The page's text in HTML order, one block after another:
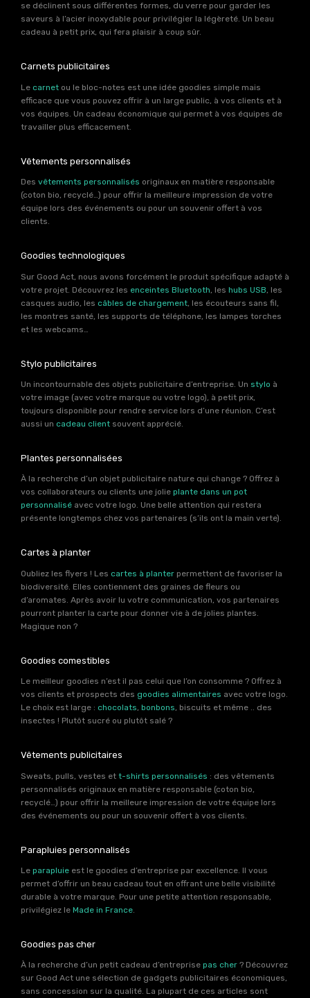
se déclinent sous différentes formes, du verre pour garder les
saveurs à l’acier inoxydable pour privilégier la légèreté. Un beau
cadeau à petit prix, qui fera plaisir à coup sûr.
Carnets publicitaires
Le carnet ou le bloc-notes est une idée goodies simple mais
efficace que vous pouvez offrir à un large public, à vos clients et à
vos équipes. Un cadeau économique qui permet à vos équipes de
travailler plus efficacement.
Vêtements personnalisés
Des vêtements personnalisés originaux en matière responsable
(coton bio, recyclé…) pour offrir la meilleure impression de votre
équipe lors des événements ou pour un souvenir offert à vos
clients.
Goodies technologiques
Sur Good Act, nous avons forcément le produit spécifique adapté à
votre projet. Découvrez les enceintes Bluetooth , les hubs USB , les
casques audio, les câbles de chargement , les écouteurs sans fil,
les montres santé, les supports de téléphone, les lampes torches
et les webcams…
Stylo publicitaires
Un incontournable des objets publicitaire d’entreprise. Un stylo à
votre image (avec votre marque ou votre logo), à petit prix,
toujours disponible pour rendre service lors d’une réunion. C’est
aussi un cadeau client souvent apprécié.
Plantes personnalisées
À la recherche d’un objet publicitaire nature qui change ? Offrez à
vos collaborateurs ou clients une jolie plante dans un pot
personnalisé avec votre logo. Une belle attention qui restera
présente longtemps chez vos partenaires (s’ils ont la main verte).
Cartes à planter
Oubliez les flyers ! Les cartes à planter permettent de favoriser la
biodiversité. Elles contiennent des graines de fleurs ou
d’aromates. Après avoir lu votre communication, vos partenaires
pourront planter la carte pour donner vie à de jolies plantes.
Magique non ?
Goodies comestibles
Le meilleur goodies n’est il pas celui que l’on consomme ? Offrez à
vos clients et prospects des goodies alimentaires avec votre logo.
Le choix est large : chocolats, bonbons, biscuits et même .. des
insectes ! Plutôt sucré ou plutôt salé ?
Vêtements publicitaires
Sweats, pulls, vestes et t-shirts personnalisés : des vêtements
personnalisés originaux en matière responsable (coton bio,
recyclé…) pour offrir la meilleure impression de votre équipe lors
des événements ou pour un souvenir offert à vos clients.
Parapluies personnalisés
Le parapluie est le goodies d’entreprise par excellence. Il vous
permet d’offrir un beau cadeau tout en offrant une belle visibilité
durable à votre marque. Pour une petite attention responsable,
privilégiez le Made in France.
Goodies pas cher
À la recherche d’un petit cadeau d’entreprise pas cher ? Découvrez
sur Good Act une sélection de gadgets publicitaires économiques,
sans concession sur la qualité. La plupart de ces articles sont